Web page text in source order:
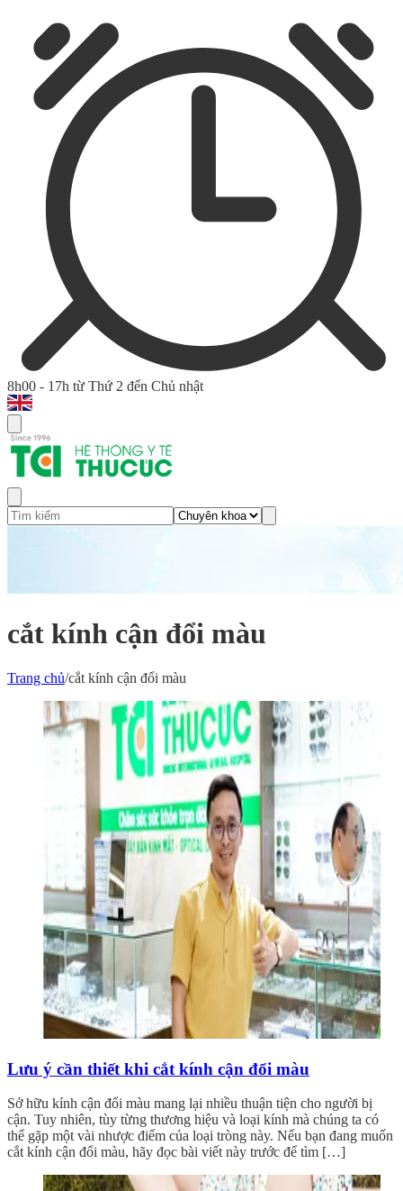
8h00 - 17h từ Thứ 2 đến Chủ nhật
cắt kính cận đổi màu
Trang chủ/cắt kính cận đổi màu
Lưu ý cần thiết khi cắt kính cận đổi màu
Sở hữu kính cận đổi màu mang lại nhiều thuận tiện cho người bị
cận. Tuy nhiên, tùy từng thương hiệu và loại kính mà chúng ta có
thể gặp một vài nhược điểm của loại tròng này. Nếu bạn đang muốn
cắt kính cận đổi màu, hãy đọc bài viết này trước để tìm […]